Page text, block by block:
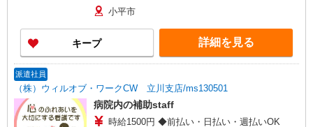
小平市
キープ 詳細を見る
派遣社員
（株）ウィルオブ・ワークCW 立川支店/ms130501
病院内の補助staff
時給1500円 ◆前払い・日払い・週払いOK